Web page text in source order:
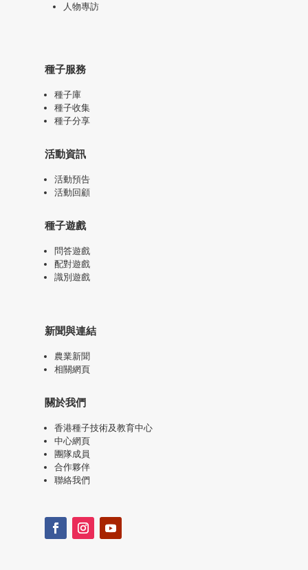
人物專訪
種子服務
種子庫
種子收集
種子分享
活動資訊
活動預告
活動回顧
種子遊戲
問答遊戲
配對遊戲
識別遊戲
新聞與連結
農業新聞
相關網頁
關於我們
香港種子技術及教育中心
中心網頁
團隊成員
合作夥伴
聯絡我們